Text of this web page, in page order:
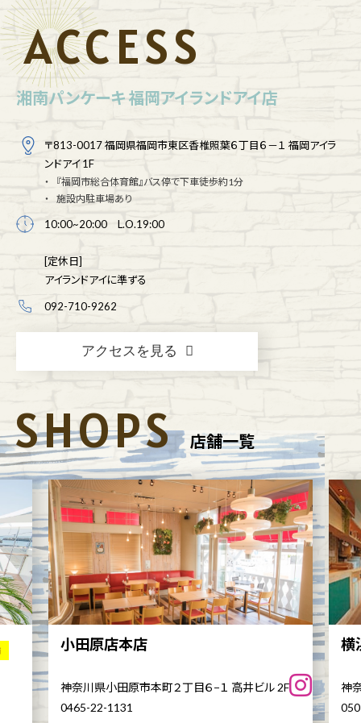
ACCESS
湘南パンケーキ 福岡アイランドアイ店
〒813-0017 福岡県福岡市東区香椎照葉６丁目６－１ 福岡アイラ
ンドアイ 1F
『福岡市総合体育館』バス停で下車徒歩約1分
施設内駐車場あり
10:00~20:00 L.O.19:00
[定休日]
アイランドアイに準ずる
092-710-9262
アクセスを見る
SHOPS 店舗一覧
小田原店本店
神奈川県小田原市本町２丁目６−１ 高井ビル 2F
0465-22-1131
横
神